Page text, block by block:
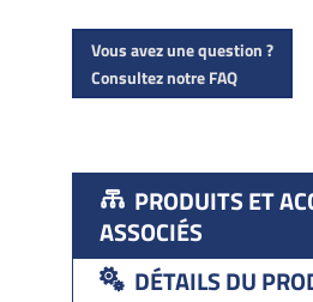
1101
Vous avez une question ?
Consultez notre FAQ
PRODUITS ET
ASSOCIÉS
DÉTAILS DU